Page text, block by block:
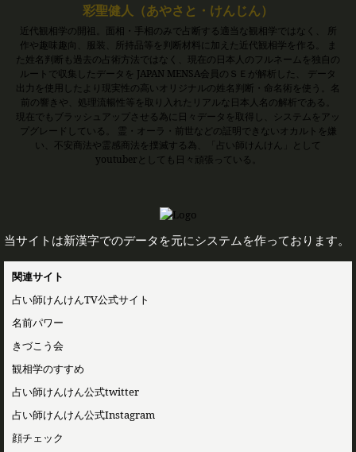
彩聖健人（あやさと・けんじん）
近代観相学の開祖。面相・手相のみで占断する適当な観相学ではなく、 所
作や趣味趣向、服装、所持品等を判断材料に加えた近代観相学を作る。 ま
た姓名判断も過去の占術方法ではなく、現在の日本人のフルネームを独自の
ルートで収集したデータを JAPAN MENSA会員のＳＥが解析した、 データ
出力を使用したより現実性の高いオリジナルの姓名判断・命名術を使う。名
前の響きや、処理流暢性等を取り入れたリアルな日本人名の解析である。
現在でもブラッシュアップさせる為に日々データを取得し、システムをアッ
プグレードしている。 霊・オーラ・前世などの証明できないオカルトを嫌
い、不安商法や霊感商法を撲滅する為、「占い師けんけん」として
youtuberとしても日々頑張っている。
当サイトは新漢字でのデータを元にシステムを作っております。
関連サイト
占い師けんけんTV公式サイト
名前パワー
きづこう会
観相学のすすめ
占い師けんけん公式twitter
占い師けんけん公式Instagram
顔チェック